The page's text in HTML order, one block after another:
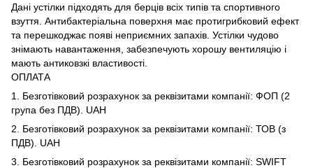
Дані устілки підходять для берців всіх типів та спортивного
взуття. Антибактеріальна поверхня має протигрибковий ефект
та перешкоджає появі неприємних запахів. Устілки чудово
знімають навантаження, забезпечують хорошу вентиляцію і
мають антиковзкі властивості.
ОПЛАТА
1. Безготівковий розрахунок за реквізитами компанії: ФОП (2
група без ПДВ). UAH
2. Безготівковий розрахунок за реквізитами компанії: ТОВ (з
ПДВ). UAH
3. Безготівковий розрахунок за реквізитами компанії: SWIFT